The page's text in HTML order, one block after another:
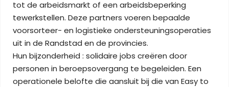
tot de arbeidsmarkt of een arbeidsbeperking
tewerkstellen. Deze partners voeren bepaalde
voorsorteer- en logistieke ondersteuningsoperaties
uit in de Randstad en de provincies.
Hun bijzonderheid : solidaire jobs creëren door
personen in beroepsovergang te begeleiden. Een
operationele belofte die aansluit bij die van Easy to